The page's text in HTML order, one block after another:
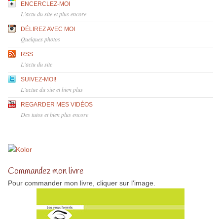
ENCERCLEZ-MOI
L'actu du site et plus encore
DÉLIREZ AVEC MOI
Quelques photos
RSS
L'actu du site
SUIVEZ-MOI!
L'actue du site et bien plus
REGARDER MES VIDÉOS
Des tutos et bien plus encore
Commandez mon livre
Pour commander mon livre, cliquer sur l'image.